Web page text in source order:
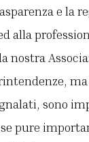
e la
alla
nostra
sono
pure